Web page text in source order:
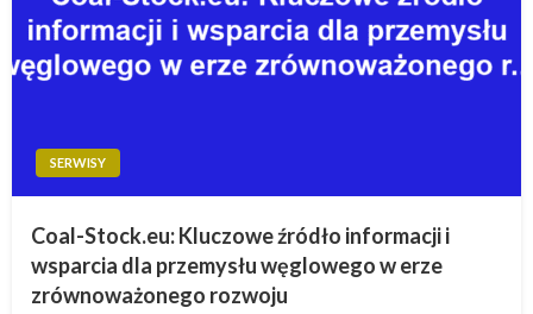
SERWISY
Coal-Stock.eu: Kluczowe źródło informacji i
wsparcia dla przemysłu węglowego w erze
zrównoważonego rozwoju